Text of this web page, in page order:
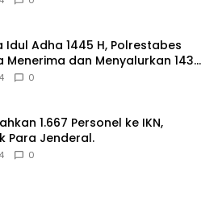
Idul Adha 1445 H, Polrestabes
Menerima dan Menyalurkan 143
0
1.667 Personel ke IKN,
Para Jenderal.
0